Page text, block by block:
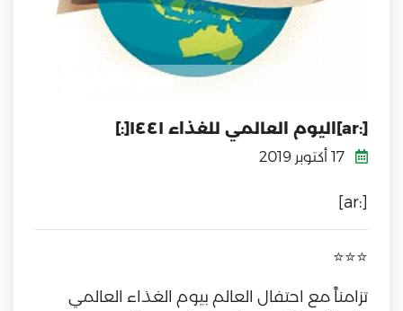
[:ar]اليوم العالمي للغذاء ١٤٤١[:]
[:ar]
⭐⭐⭐
تزامناً مع احتفال العالم بيوم الغذاء العالمي